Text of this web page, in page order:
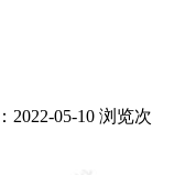
2022-05-10 浏览次